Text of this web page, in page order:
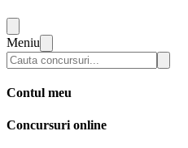
Meniu
Contul meu
Concursuri online